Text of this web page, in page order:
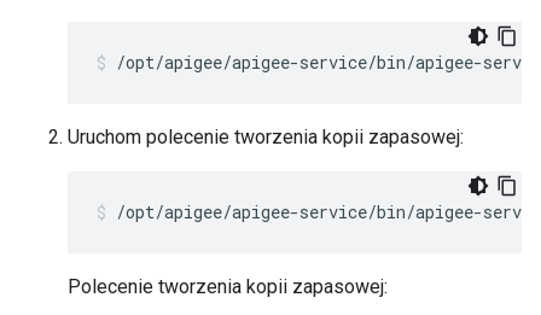
/opt/apigee/apigee-service/bin/apigee-
Uruchom polecenie tworzenia kopii zapasowej:
/opt/apigee/apigee-service/bin/apigee-
Polecenie tworzenia kopii zapasowej: